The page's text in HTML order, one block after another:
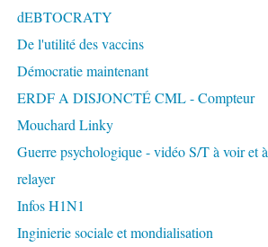
dEBTOCRATY
De l'utilité des vaccins
Démocratie maintenant
ERDF A DISJONCTÉ CML - Compteur
Mouchard Linky
Guerre psychologique - vidéo S/T à voir et à
relayer
Infos H1N1
Inginierie sociale et mondialisation